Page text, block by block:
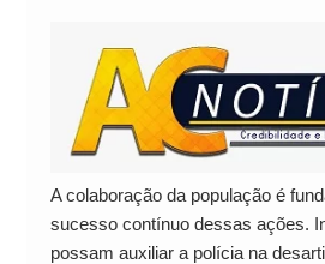
A colaboração da população é
sucesso contínuo dessas ações.
possam auxiliar a polícia na